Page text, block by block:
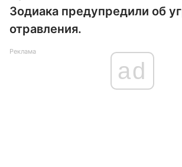
Зодиака предупредили об
отравления.
Реклама
ad